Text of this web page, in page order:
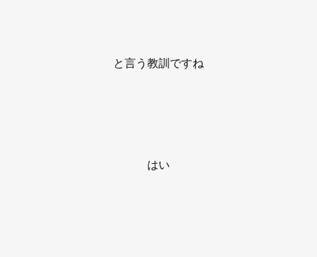
と言う教訓ですね
はい